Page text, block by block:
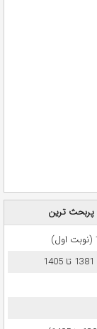
پربحث ترین